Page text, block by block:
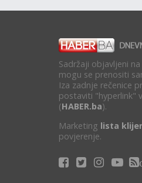
Sadržaji objavljeni
mogu se prenositi
Iza zadnje rečenice
postaviti "hyperlink"
(HABER.ba).
Marketing lista
povjerenje.